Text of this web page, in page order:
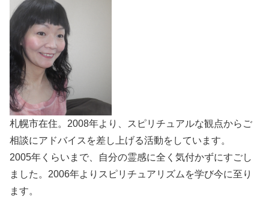
札幌市在住。2008年より、スピリチュアルな観点からご
相談にアドバイスを差し上げる活動をしています。
2005年くらいまで、自分の霊感に全く気付かずにすごし
ました。2006年よりスピリチュアリズムを学び今に至り
ます。